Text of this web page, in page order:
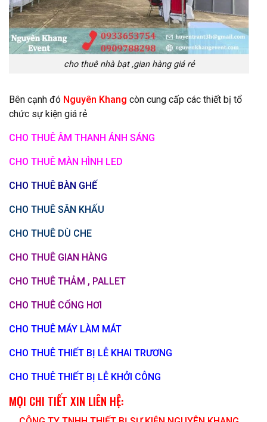
cho thuê nhà bạt ,gian hàng giá rẻ
Bên cạnh đó Nguyên Khang còn cung cấp các thiết bị tổ
chức sự kiện giá rẻ
CHO THUÊ ÂM THANH ÁNH SÁNG
CHO THUÊ MÀN HÌNH LED
CHO THUÊ BÀN GHẾ
CHO THUÊ SÂN KHẤU
CHO THUÊ DÙ CHE
CHO THUÊ GIAN HÀNG
CHO THUÊ THẢM , PALLET
CHO THUÊ CỔNG HƠI
CHO THUÊ MÁY LÀM MÁT
CHO THUÊ THIẾT BỊ LỄ KHAI TRƯƠNG
CHO THUÊ THIẾT BỊ LỄ KHỞI CÔNG
MỌI CHI TIẾT XIN LIÊN HỆ: